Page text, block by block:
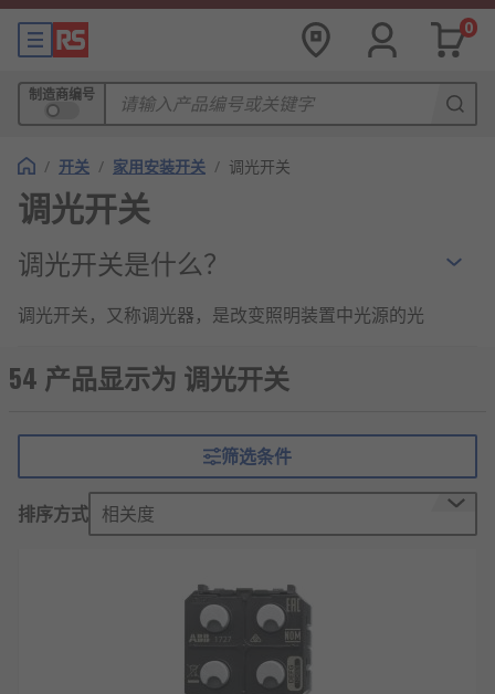
0
制造商编号
/ 开关 / 家用安装开关 / 调光开关
调光开关
调光开关是什么？
调光开关，又称调光器，是改变照明装置中光源的光
调光开关的工作原理
从原理上，调光开关是通过控制和改变可控硅
的相位角来控制导通程度。
调光开关通过改变电源流经负载的时间，进而
改变了电光源的输入的电压和电流来获得不同
可直接替换现有的墙壁开关。
调光开关的类型
54 产品显示为 调光开关
筛选条件
排序方式 相关度